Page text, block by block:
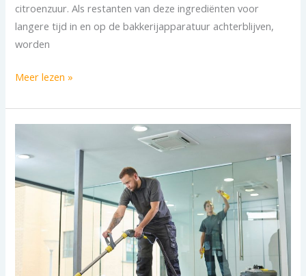
citroenzuur. Als restanten van deze ingrediënten voor
langere tijd in en op de bakkerijapparatuur achterblijven,
worden
Meer lezen »
voor
een
schoon